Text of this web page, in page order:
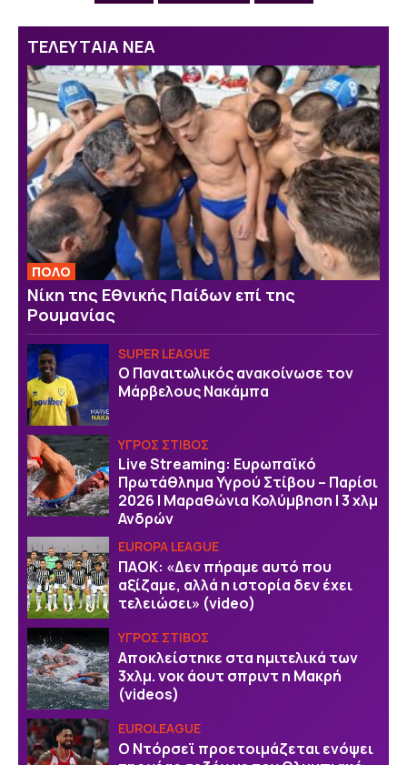
ΤΕΛΕΥΤΑΙΑ ΝΕΑ
ΠΟΛΟ
Νίκη της Εθνικής Παίδων επί της
Ρουμανίας
SUPER LEAGUE
Ο Παναιτωλικός ανακοίνωσε τον
Μάρβελους Νακάμπα
ΥΓΡΟΣ ΣΤΙΒΟΣ
Live Streaming: Ευρωπαϊκό
Πρωτάθλημα Υγρού Στίβου – Παρίσι
2026 | Μαραθώνια Κολύμβηση | 3 χλμ
Ανδρών
EUROPA LEAGUE
ΠΑΟΚ: «Δεν πήραμε αυτό που
αξίζαμε, αλλά η ιστορία δεν έχει
τελειώσει» (video)
ΥΓΡΟΣ ΣΤΙΒΟΣ
Αποκλείστηκε στα ημιτελικά των
3χλμ. νοκ άουτ σπριντ η Μακρή
(videos)
EUROLEAGUE
Ο Ντόρσεϊ προετοιμάζεται ενόψει